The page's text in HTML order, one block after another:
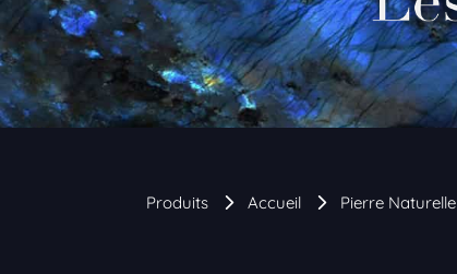
Produits Accueil Pierre Naturelle